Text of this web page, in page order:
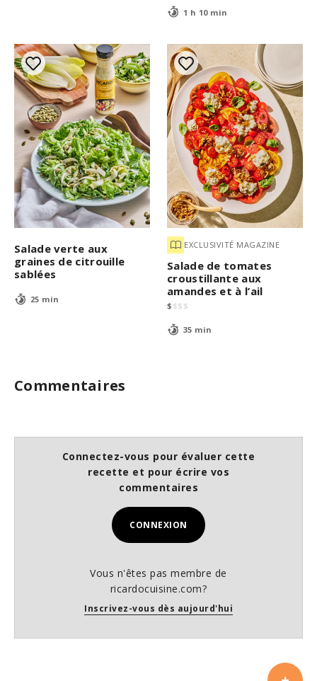
1 h 10 min
Salade verte aux
graines de citrouille
sablées
25 min
EXCLUSIVITÉ MAGAZINE
Salade de tomates
croustillante aux
amandes et à l’ail
$ $$ $
35 min
Commentaires
Connectez-vous pour évaluer cette
recette et pour écrire vos
commentaires
CONNEXION
Vous n'êtes pas membre de
ricardocuisine.com?
Inscrivez-vous dès aujourd'hui